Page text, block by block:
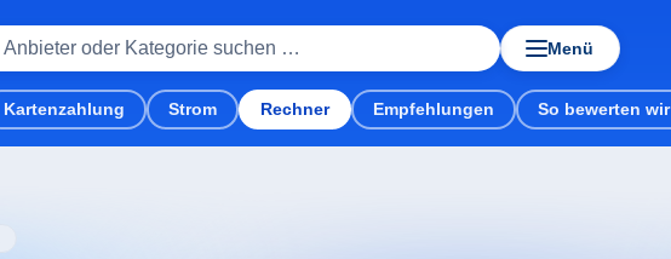
Menü
Kartenzahlung Strom Rechner Empfehlungen So bewerten wir